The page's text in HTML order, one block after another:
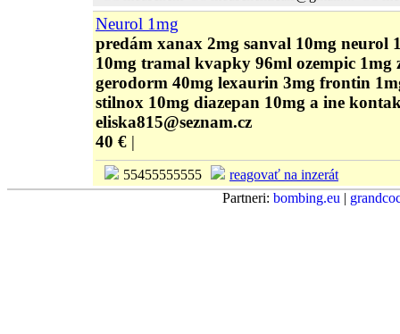
Neurol 1mg
predám xanax 2mg sanval 10mg neurol
10mg tramal kvapky 96ml ozempic 1mg
gerodorm 40mg lexaurin 3mg frontin
stilnox 10mg diazepan 10mg a ine
eliska815@seznam.cz
40 € |
55455555555
reagovať na inzerát
Partneri: bombing.eu |